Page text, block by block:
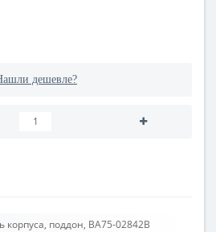
дешевле?
корпуса, поддон, BA75-02842B